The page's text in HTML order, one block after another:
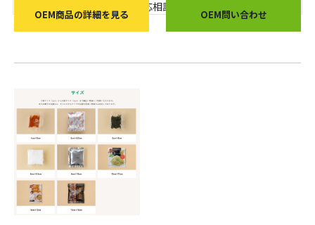
最小見積もり金額 応相談
OEM商品の詳細を見る OEM問い合わせ